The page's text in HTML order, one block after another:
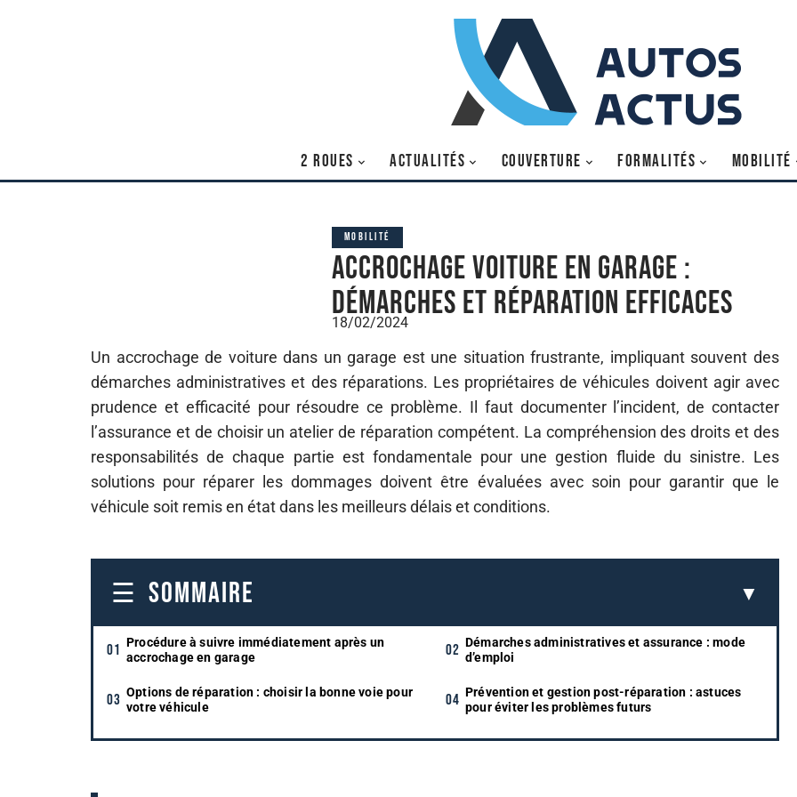
2 ROUES ACTUALITÉS COUVERTURE FORMALITÉS MOBILITÉ
MOBILITÉ
Accrochage voiture en garage :
démarches et réparation efficaces
18/02/2024
Un accrochage de voiture dans un garage est une situation frustrante, impliquant souvent des
démarches administratives et des réparations. Les propriétaires de véhicules doivent agir avec
prudence et efficacité pour résoudre ce problème. Il faut documenter l’incident, de contacter
l’assurance et de choisir un atelier de réparation compétent. La compréhension des droits et des
responsabilités de chaque partie est fondamentale pour une gestion fluide du sinistre. Les
solutions pour réparer les dommages doivent être évaluées avec soin pour garantir que le
véhicule soit remis en état dans les meilleurs délais et conditions.
SOMMAIRE
Procédure à suivre immédiatement après un
accrochage en garage
Démarches administratives et assurance : mode
d’emploi
Options de réparation : choisir la bonne voie pour
votre véhicule
Prévention et gestion post-réparation : astuces
pour éviter les problèmes futurs